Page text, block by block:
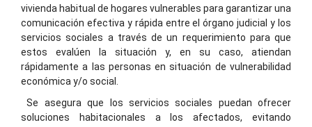
vivienda habitual de hogares vulnerables para garantizar una
comunicación efectiva y rápida entre el órgano judicial y los
servicios sociales a través de un requerimiento para que
estos evalúen la situación y, en su caso, atiendan
rápidamente a las personas en situación de vulnerabilidad
económica y/o social.
Se asegura que los servicios sociales puedan ofrecer
soluciones habitacionales a los afectados, evitando